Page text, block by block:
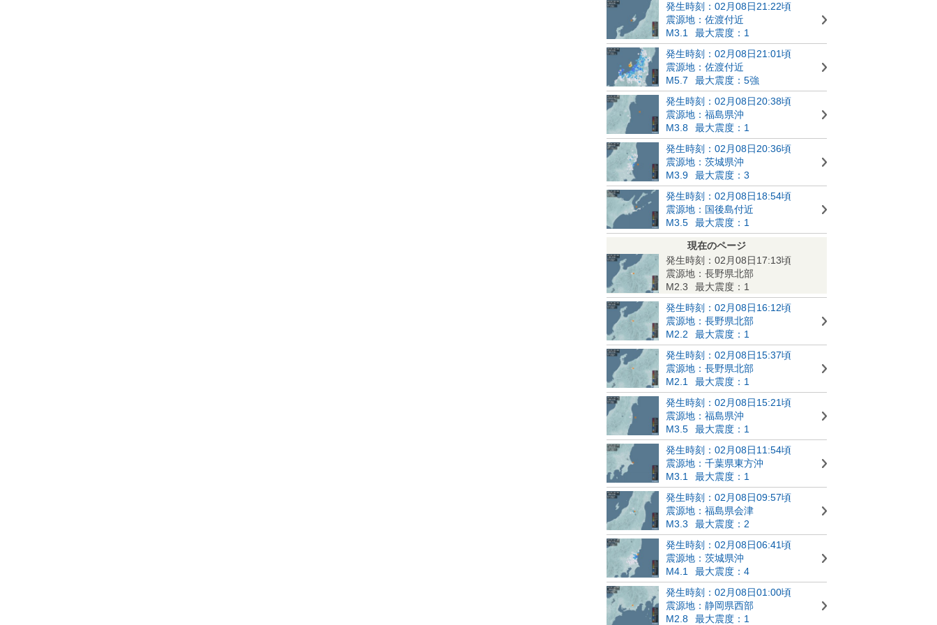
発生時刻：02月08日21:22頃
震源地：佐渡付近
M3.1
最大震度：1
発生時刻：02月08日21:01頃
震源地：佐渡付近
M5.7
最大震度：5強
発生時刻：02月08日20:38頃
震源地：福島県沖
M3.8
最大震度：1
発生時刻：02月08日20:36頃
震源地：茨城県沖
M3.9
最大震度：3
発生時刻：02月08日18:54頃
震源地：国後島付近
M3.5
最大震度：1
現在のページ
発生時刻：02月08日17:13頃
震源地：長野県北部
M2.3
最大震度：1
発生時刻：02月08日16:12頃
震源地：長野県北部
M2.2
最大震度：1
発生時刻：02月08日15:37頃
震源地：長野県北部
M2.1
最大震度：1
発生時刻：02月08日15:21頃
震源地：福島県沖
M3.5
最大震度：1
発生時刻：02月08日11:54頃
震源地：千葉県東方沖
M3.1
最大震度：1
発生時刻：02月08日09:57頃
震源地：福島県会津
M3.3
最大震度：2
発生時刻：02月08日06:41頃
震源地：茨城県沖
M4.1
最大震度：4
発生時刻：02月08日01:00頃
震源地：静岡県西部
M2.8
最大震度：1